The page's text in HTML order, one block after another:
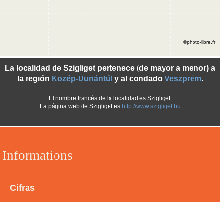
Informations
Cifras
La localidad de Szigliget pertenece (de mayor a menor) a
la región Közép-Dunántúl y al condado Veszprém.
El nombre francés de la localidad es Szigliget.
La página web de Szigliget es http://www.szigliget.hu
©photo-libre.fr